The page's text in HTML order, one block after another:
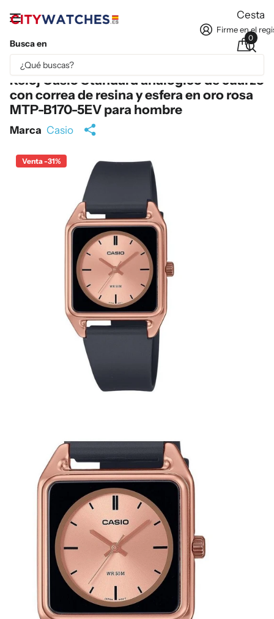
Busca en
Firme en el
Cesta
0
Parte del contenido se ha traducido automáticamente.
Reloj Casio Standard analógico de cuarzo
con correa de resina y esfera en oro rosa
MTP-B170-5EV para hombre
Marca Casio
Venta -31%